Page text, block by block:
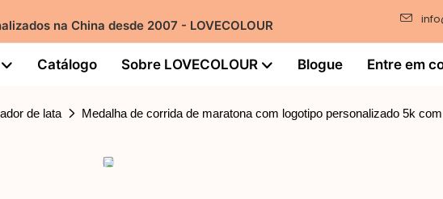
na China desde 2007 - LOVECOLOUR
Catálogo Sobre LOVECOLOUR Blogue Entre em
de lata Medalha de corrida de maratona com logotipo personalizado 5k